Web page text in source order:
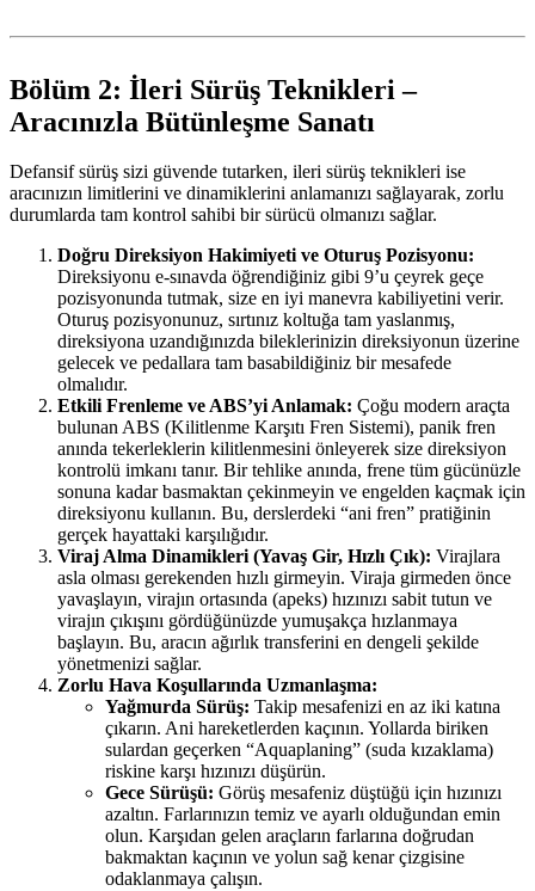
Bölüm 2: İleri Sürüş Teknikleri –
Aracınızla Bütünleşme Sanatı
Defansif sürüş sizi güvende tutarken, ileri sürüş teknikleri ise
aracınızın limitlerini ve dinamiklerini anlamanızı sağlayarak, zorlu
durumlarda tam kontrol sahibi bir sürücü olmanızı sağlar.
Doğru Direksiyon Hakimiyeti ve Oturuş Pozisyonu:
Direksiyonu e-sınavda öğrendiğiniz gibi 9’u çeyrek geçe
pozisyonunda tutmak, size en iyi manevra kabiliyetini verir.
Oturuş pozisyonunuz, sırtınız koltuğa tam yaslanmış,
direksiyona uzandığınızda bileklerinizin direksiyonun üzerine
gelecek ve pedallara tam basabildiğiniz bir mesafede
olmalıdır.
Etkili Frenleme ve ABS’yi Anlamak: Çoğu modern araçta
bulunan ABS (Kilitlenme Karşıtı Fren Sistemi), panik fren
anında tekerleklerin kilitlenmesini önleyerek size direksiyon
kontrolü imkanı tanır. Bir tehlike anında, frene tüm gücünüzle
sonuna kadar basmaktan çekinmeyin ve engelden kaçmak için
direksiyonu kullanın. Bu, derslerdeki “ani fren” pratiğinin
gerçek hayattaki karşılığıdır.
Viraj Alma Dinamikleri (Yavaş Gir, Hızlı Çık): Virajlara
asla olması gerekenden hızlı girmeyin. Viraja girmeden önce
yavaşlayın, virajın ortasında (apeks) hızınızı sabit tutun ve
virajın çıkışını gördüğünüzde yumuşakça hızlanmaya
başlayın. Bu, aracın ağırlık transferini en dengeli şekilde
yönetmenizi sağlar.
Zorlu Hava Koşullarında Uzmanlaşma:
Yağmurda Sürüş: Takip mesafenizi en az iki katına
çıkarın. Ani hareketlerden kaçının. Yollarda biriken
sulardan geçerken “Aquaplaning” (suda kızaklama)
riskine karşı hızınızı düşürün.
Gece Sürüşü: Görüş mesafeniz düştüğü için hızınızı
azaltın. Farlarınızın temiz ve ayarlı olduğundan emin
olun. Karşıdan gelen araçların farlarına doğrudan
bakmaktan kaçının ve yolun sağ kenar çizgisine
odaklanmaya çalışın.